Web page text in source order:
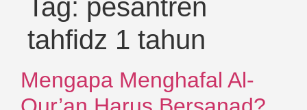
Tag: pesantren
tahfidz 1 tahun
Mengapa Menghafal Al-